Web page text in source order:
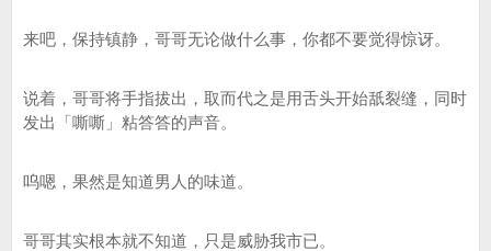
来吧，保持镇静，哥哥无论做什么事，你都不要觉得惊讶。
说着，哥哥将手指拔出，取而代之是用舌头开始舐裂缝，同时
发出「嘶嘶」粘答答的声音。
呜嗯，果然是知道男人的味道。
哥哥其实根本就不知道，只是威胁我市已。